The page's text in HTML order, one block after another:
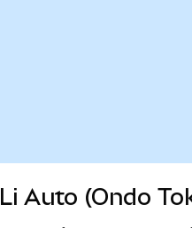
Li Auto (Ondo